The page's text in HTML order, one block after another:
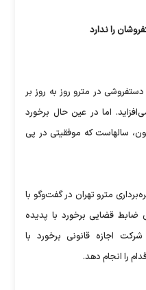
را ندارد
در مترو روز به روز بر
اما در عین حال برخورد
سالهاست که موفقیتی در پی
مترو تهران در گفت‌وگو با
ضابط قضایی برخورد با پدیده
اجازه قانونی برخورد با
را انجام دهد.